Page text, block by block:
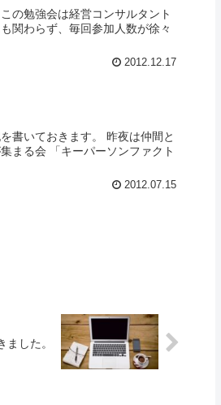
の勉強会は経営コンサルタント
関わらず、毎回参加人数が徐々
2012.12.17
書いておきます。 昨夜は仲間と
まる会 「キーパーソンファクト
2012.07.15
した。